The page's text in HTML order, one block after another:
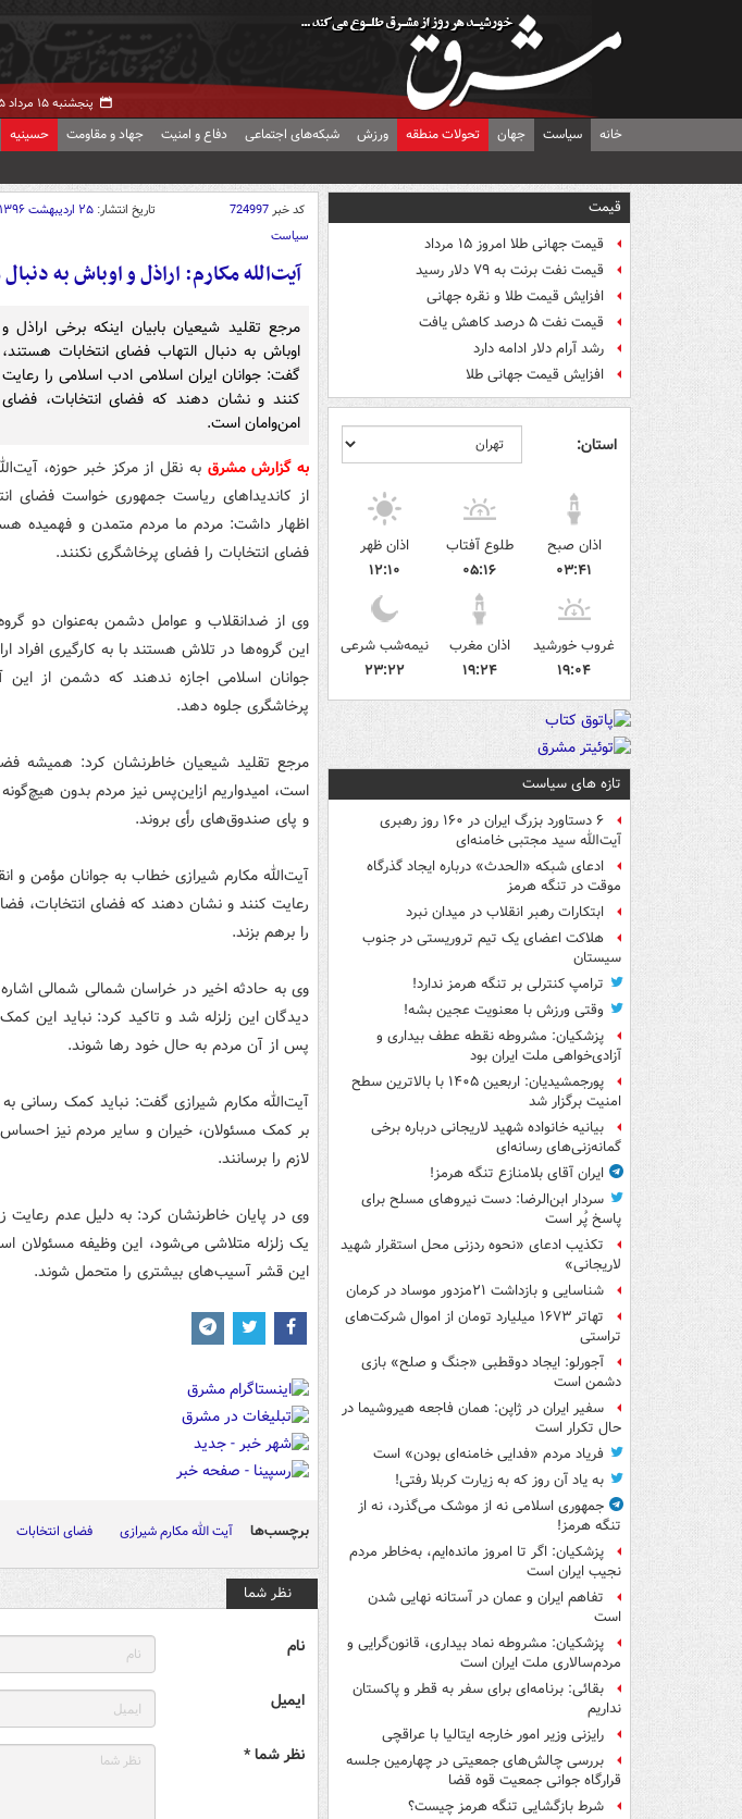
پنجشنبه ۱۵ مرداد ۱۴۰۵ -
خانه سیاست جهان تحولات منطقه ورزش شبکه‌های اجتماعی دفاع و امنیت جهاد و مقاومت حسینیه
قیمت
قیمت جهانی طلا امروز ۱۵ مرداد
قیمت نفت برنت به ۷۹ دلار رسید
افزایش قیمت طلا و نقره جهانی
قیمت نفت ۵ درصد کاهش یافت
رشد آرام دلار ادامه دارد
افزایش قیمت جهانی طلا
استان:
اذان صبح
۰۳:۴۱
طلوع آفتاب
۰۵:۱۶
اذان ظهر
۱۲:۱۰
غروب خورشید
۱۹:۰۴
اذان مغرب
۱۹:۲۴
نیمه‌شب شرعی
۲۳:۲۲
تازه های سیاست
۶ دستاورد بزرگ ایران در ۱۶۰ روز رهبری
آیت‌الله سید مجتبی خامنه‌ای
ادعای شبکه «الحدث» درباره ایجاد گذرگاه
موقت در تنگه هرمز
ابتکارات رهبر انقلاب در میدان نبرد
هلاکت اعضای یک تیم تروریستی در جنوب
سیستان
ترامپ کنترلی بر تنگه هرمز ندارد!
وقتی ورزش با معنویت عجین بشه!
پزشکیان: مشروطه نقطه عطف بیداری و
آزادی‌خواهی ملت ایران بود
پورجمشیدیان: اربعین ۱۴۰۵ با بالاترین سطح
امنیت برگزار شد
بیانیه خانواده شهید لاریجانی درباره برخی
گمانه‌زنی‌های رسانه‌ای
ایران آقای بلامنازع تنگه هرمز!
سردار ابن‌الرضا: دست نیروهای مسلح برای
پاسخ پُر است
تکذیب ادعای «نحوه ردزنی محل استقرار شهید
لاریجانی»
شناسایی و بازداشت ۲۱مزدور موساد در کرمان
تهاتر ۱۶۷۳ میلیارد تومان از اموال شرکت‌های
تراستی
آجورلو: ایجاد دوقطبی «جنگ و صلح‌» بازی
دشمن است
سفیر ایران در ژاپن: همان فاجعه هیروشیما در
حال تکرار است
فریاد مردم «فدایی خامنه‌ای بودن» است
به یاد آن روز که به زیارت کربلا رفتی!
جمهوری اسلامی نه از موشک می‌گذرد، نه از
تنگه هرمز!
پزشکیان: اگر تا امروز مانده‌ایم، به‌خاطر مردم
نجیب ایران است
تفاهم ایران و عمان در آستانه نهایی شدن
است
پزشکیان: مشروطه نماد بیداری، قانون‌گرایی و
مردم‌سالاری ملت ایران است
بقائی: برنامه‌ای برای سفر به قطر و پاکستان
نداریم
رایزنی وزیر امور خارجه ایتالیا با عراقچی
بررسی چالش‌های جمعیتی در چهارمین جلسه
قرارگاه جوانی جمعیت قوه قضا
شرط بازگشایی تنگه هرمز چیست؟
کد خبر724997 تاریخ انتشار: ۲۵ اردیبهشت ۱۳۹۶ - ۱۸:۳۴
سیاست
آیت‌الله مکارم: اراذل و اوباش به
مرجع تقلید شیعیان بابیان اینکه برخی اراذل و
اوباش به دنبال التهاب فضای انتخابات هستند،
گفت: جوانان ایران اسلامی ادب اسلامی را رعایت
کنند و نشان دهند که فضای انتخابات، فضای
امن‌وامان است.
به گزارش مشرق به نقل از مرکز خبر حوزه،
از کاندیداهای ریاست جمهوری خواست فضای
اظهار داشت: مردم ما مردم متمدن و فهمیده
فضای انتخابات را فضای پرخاشگری نکنند.
وی از ضدانقلاب و عوامل دشمن به‌عنوان دو
این گروه‌ها در تلاش هستند با به کارگیری افراد
جوانان اسلامی اجازه ندهند که دشمن از
پرخاشگری جلوه دهد.
مرجع تقلید شیعیان خاطرنشان کرد: همیشه
است، امیدواریم ازاین‌پس نیز مردم بدون
و پای صندوق‌های رأی بروند.
آیت‌الله مکارم شیرازی خطاب به جوانان مؤمن و
رعایت کنند و نشان دهند که فضای انتخابات،
را برهم بزند.
وی به حادثه اخیر در خراسان شمالی شمالی
دیدگان این زلزله شد و تاکید کرد: نباید این
پس از آن مردم به حال خود رها شوند.
آیت‌الله مکارم شیرازی گفت: نباید کمک رسانی
بر کمک مسئولان، خیران و سایر مردم نیز
لازم را برسانند.
وی در پایان خاطرنشان کرد: به دلیل عدم
یک زلزله متلاشی می‌شود، این وظیفه مسئولان
این قشر آسیب‌های بیشتری را متحمل شوند.
برچسب‌ها آیت الله مکارم شیرازی فضای انتخابات
نظر شما
نام
ایمیل
نظر شما *